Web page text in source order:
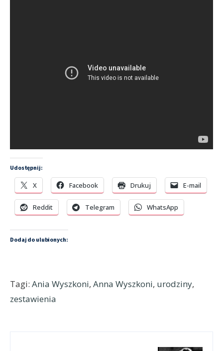
Udostępnij:
X Facebook Drukuj E-mail
Reddit Telegram WhatsApp
Dodaj do ulubionych:
Tagi: Ania Wyszkoni, Anna Wyszkoni, urodziny,
zestawienia